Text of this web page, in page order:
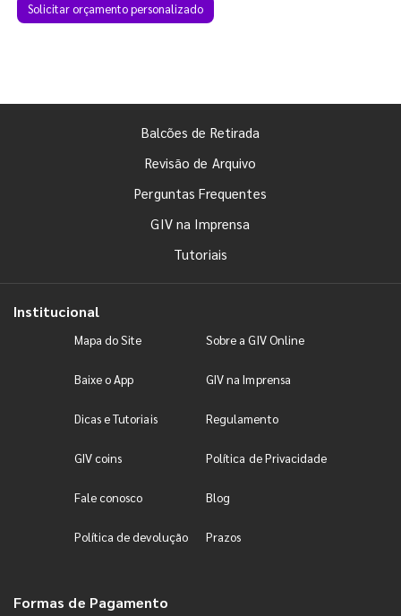
Solicitar orçamento personalizado
Balcões de Retirada
Revisão de Arquivo
Perguntas Frequentes
GIV na Imprensa
Tutoriais
Institucional
Mapa do Site Sobre a GIV Online
Baixe o App GIV na Imprensa
Dicas e Tutoriais Regulamento
GIV coins Política de Privacidade
Fale conosco Blog
Política de devolução Prazos
Formas de Pagamento